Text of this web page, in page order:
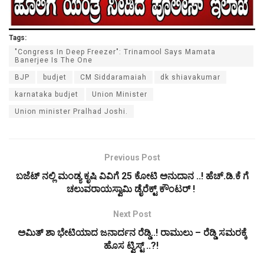
Tags:
"Congress In Deep Freezer": Trinamool Says Mamata
Banerjee Is The One
BJP budjet CM Siddaramaiah‌ dk shiavakumar
karnataka budjet Union Minister
Union minister Pralhad Joshi.
Previous Post
ಬಜೆಟ್ ನಲ್ಲಿ ಮಂಡ್ಯ ಕೃಷಿ ವಿವಿಗೆ 25 ಕೋಟಿ ಅನುದಾನ ..! ಹೆಚ್.ಡಿ.ಕೆ ಗೆ
ಚಲುವರಾಯಸ್ವಾಮಿ ಡೈರೆಕ್ಟ್ ಕೌಂಟರ್ !
Next Post
ಅಮಿತ್ ಶಾ ಭೇಟಿಯಾದ ಜನಾರ್ದನ ರೆಡ್ಡಿ..! ರಾಮುಲು – ರೆಡ್ಡಿ ಸಮರಕ್ಕೆ
ಹೊಸ ಟ್ವಿಸ್ಟ್ ..?!